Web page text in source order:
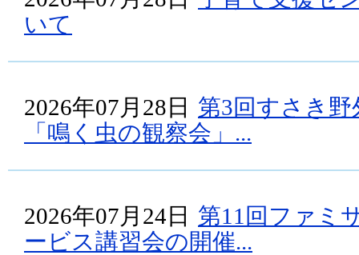
いて
2026年07月28日 第3回すさき野
「鳴く虫の観察会」...
2026年07月24日 第11回ファミ
ービス講習会の開催...